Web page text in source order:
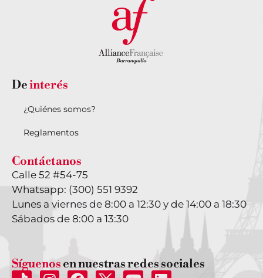
Deinterés
¿Quiénes somos?
Reglamentos
Contáctanos
Calle 52 #54-75
Whatsapp: (300) 551 9392
Lunes a viernes de 8:00 a 12:30 y de 14:00 a 18:30
Sábados de 8:00 a 13:30
Síguenos en nuestras redes sociales